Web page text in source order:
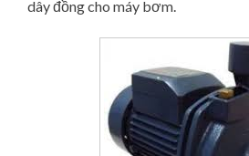
dây đồng cho máy bơm.